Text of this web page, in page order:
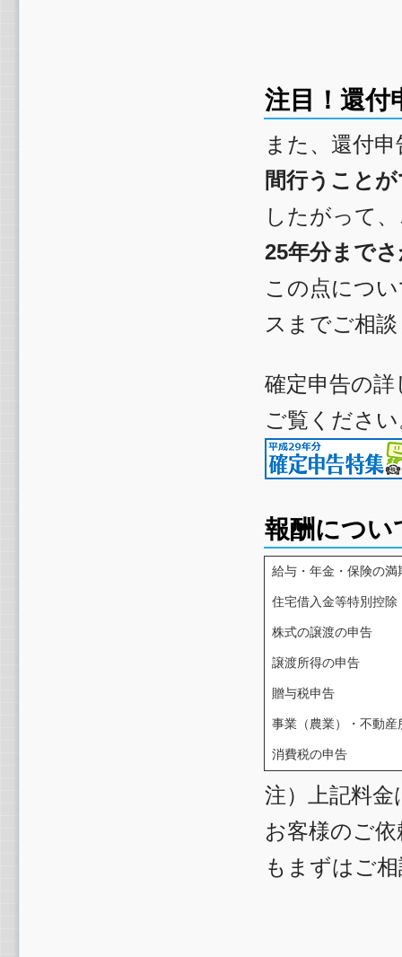
注目！還付
また、還付
間行うこと
したがって
25年分まで
この点につ
スまでご相
確定申告の
ご覧くださ
報酬につい
給与・年金・保険の満
住宅借入金等特別控除
株式の譲渡の申告
譲渡所得の申告
贈与税申告
事業（農業）・不動産
消費税の申告
注）上記料
お客様のご
もまずはご